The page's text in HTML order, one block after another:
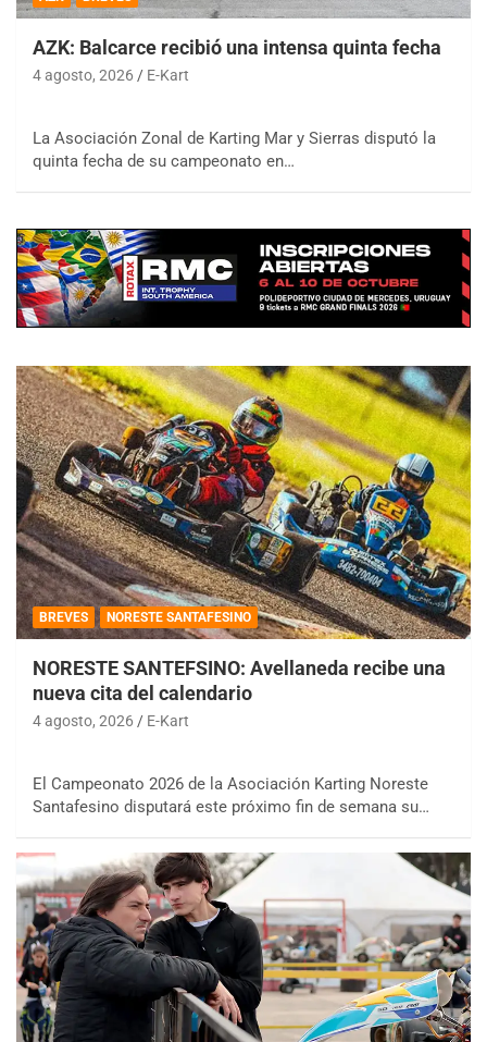
AZK: Balcarce recibió una intensa quinta fecha
4 agosto, 2026 E-Kart
La Asociación Zonal de Karting Mar y Sierras disputó la
quinta fecha de su campeonato en…
BREVES NORESTE SANTAFESINO
NORESTE SANTEFSINO: Avellaneda recibe una
nueva cita del calendario
4 agosto, 2026 E-Kart
El Campeonato 2026 de la Asociación Karting Noreste
Santafesino disputará este próximo fin de semana su…